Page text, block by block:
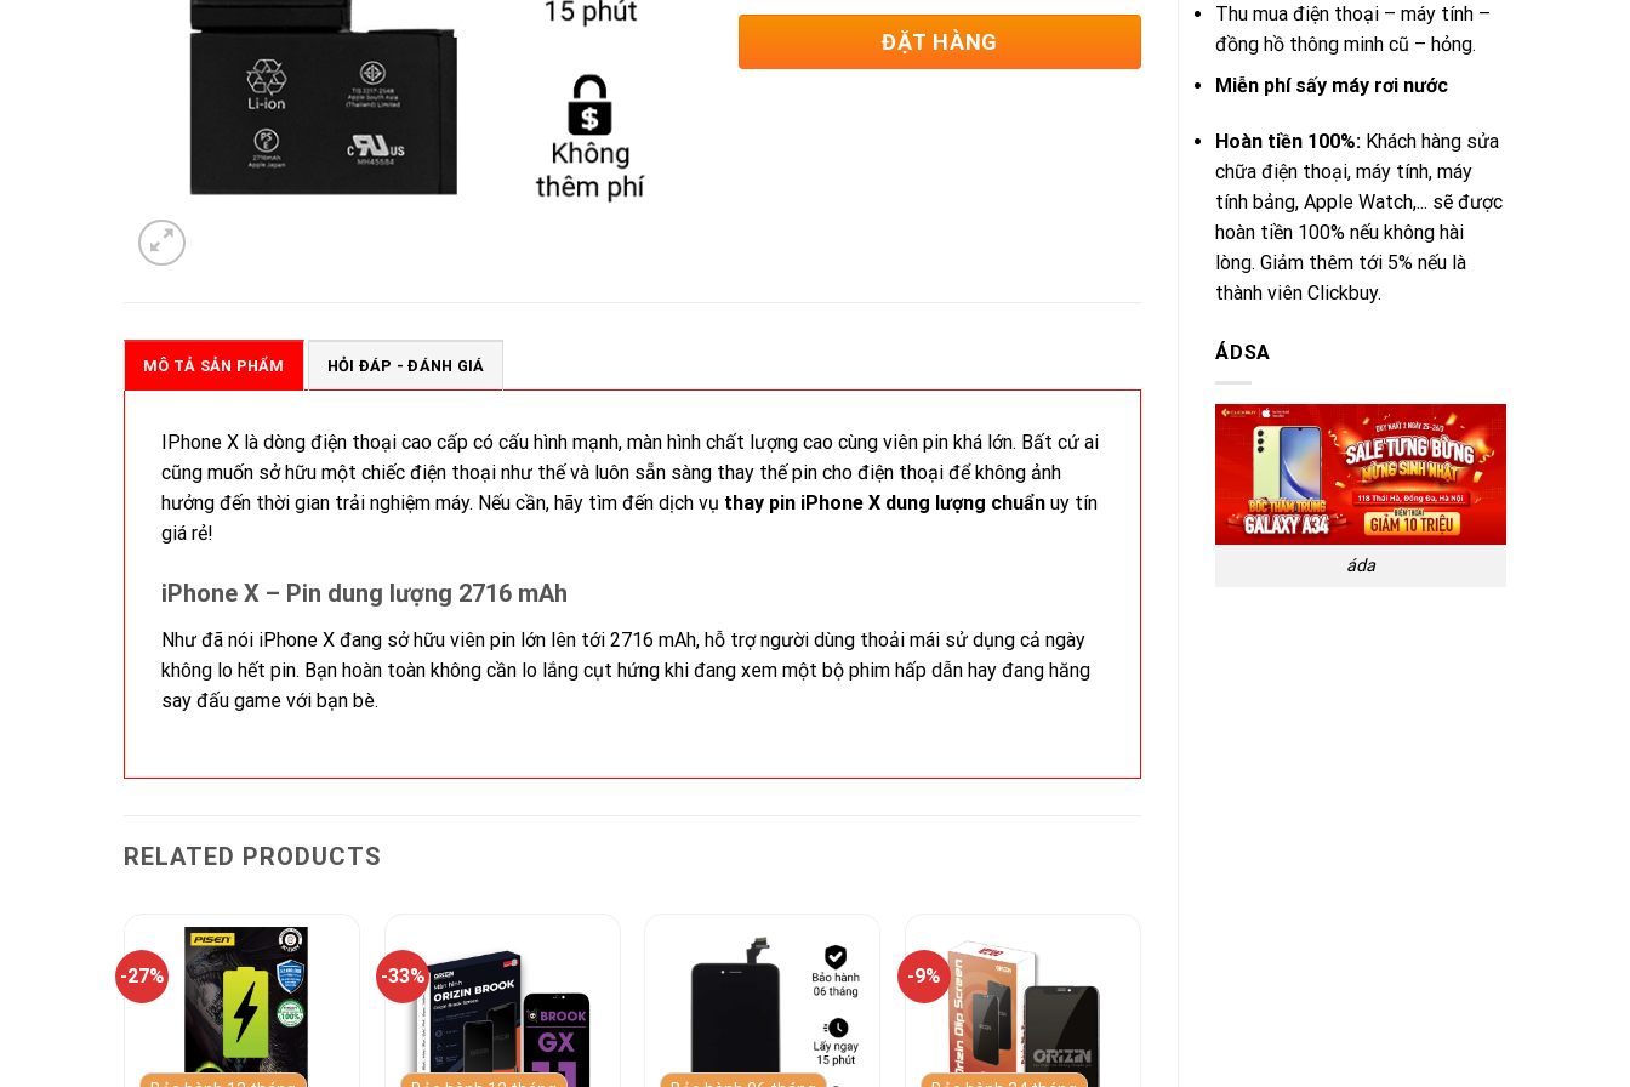
Thu mua điện thoại – máy tính –
đồng hồ thông minh cũ – hỏng.
Miễn phí sấy máy rơi nước
Hoàn tiền 100%: Khách hàng sửa
chữa điện thoại, máy tính, máy
tính bảng, Apple Watch,... sẽ được
hoàn tiền 100% nếu không hài
lòng. Giảm thêm tới 5% nếu là
thành viên Clickbuy.
ÁDSA
áda
ĐẶT HÀNG
MÔ TẢ SẢN PHẨM HỎI ĐÁP - ĐÁNH GIÁ
IPhone X là dòng điện thoại cao cấp có cấu hình mạnh, màn hình chất lượng cao cùng viên pin khá lớn. Bất cứ ai
cũng muốn sở hữu một chiếc điện thoại như thế và luôn sẵn sàng thay thế pin cho điện thoại để không ảnh
hưởng đến thời gian trải nghiệm máy. Nếu cần, hãy tìm đến dịch vụ thay pin iPhone X dung lượng chuẩn uy tín
giá rẻ!
iPhone X – Pin dung lượng 2716 mAh
Như đã nói iPhone X đang sở hữu viên pin lớn lên tới 2716 mAh, hỗ trợ người dùng thoải mái sử dụng cả ngày
không lo hết pin. Bạn hoàn toàn không cần lo lắng cụt hứng khi đang xem một bộ phim hấp dẫn hay đang hăng
say đấu game với bạn bè.
RELATED PRODUCTS
-27% -33% -9%